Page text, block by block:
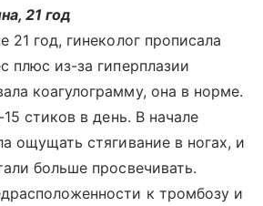
21 год
21 год, гинеколог прописала
плюс из-за гиперплазии
коагулограмму, она в норме.
стиков в день. В начале
ощущать стягивание в ногах, и
больше просвечивать.
к тромбозу и